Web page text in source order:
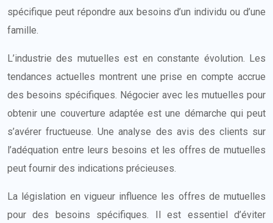
spécifique peut répondre aux besoins d’un individu ou d’une
famille.
L’industrie des mutuelles est en constante évolution. Les
tendances actuelles montrent une prise en compte accrue
des besoins spécifiques. Négocier avec les mutuelles pour
obtenir une couverture adaptée est une démarche qui peut
s’avérer fructueuse. Une analyse des avis des clients sur
l’adéquation entre leurs besoins et les offres de mutuelles
peut fournir des indications précieuses.
La législation en vigueur influence les offres de mutuelles
pour des besoins spécifiques. Il est essentiel d’éviter